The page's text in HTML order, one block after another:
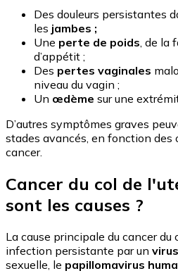
Des douleurs persistantes
les jambes ;
Une perte de poids, de la
d’appétit ;
Des pertes vaginales
niveau du vagin ;
Un œdème sur une
D’autres symptômes graves
stades avancés, en fonction des
cancer.
Cancer du col de
sont les causes ?
La cause principale du cancer du
infection persistante par un virus
sexuelle, le papillomavirus